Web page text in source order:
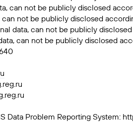
can not be publicly disclosed
can not be publicly disclosed
data, can not be publicly
can not be publicly disclosed
Data Problem Reporting System: